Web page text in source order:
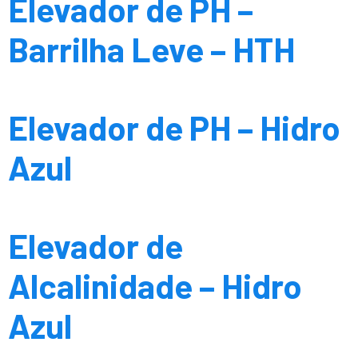
Elevador de PH –
Barrilha Leve – HTH
Elevador de PH – Hidro
Azul
Elevador de
Alcalinidade – Hidro
Azul